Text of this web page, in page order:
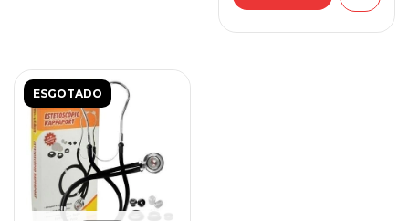
ESGOTADO